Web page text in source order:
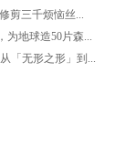
剪三千烦恼丝...
为地球造50片森...
「无形之形」到...